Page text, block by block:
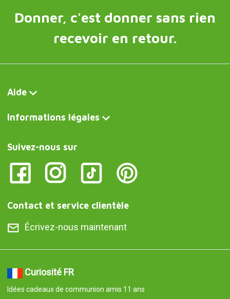
Donner, c'est donner sans rien
recevoir en retour.
Aide
Informations légales
Suivez-nous sur
Contact et service clientèle
Écrivez-nous maintenant
Curiosité FR
Idées cadeaux de communion amis 11 ans